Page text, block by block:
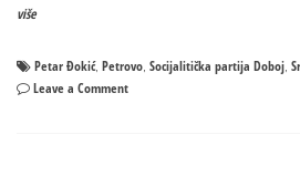
više
Petar Đokić, Petrovo Socijalitička partija Doboj
Leave a Commenton